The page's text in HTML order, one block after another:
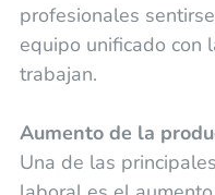
profesionales
equipo unificado con
trabajan.
Aumento de la
Una de las